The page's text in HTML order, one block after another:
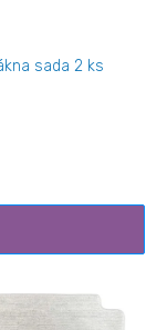
sada 2 ks